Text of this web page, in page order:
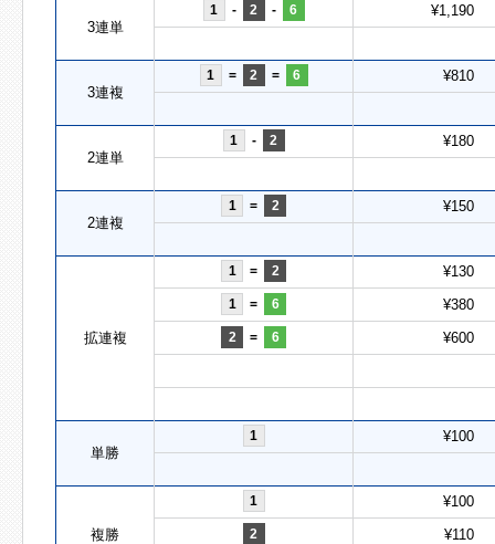
3連単
1 - 2 - 6 ¥1,190
3連複
1 = 2 = 6 ¥810
2連単
1 - 2 ¥180
2連複
1 = 2 ¥150
拡連複
1 = 2 ¥130
1 = 6 ¥380
2 = 6 ¥600
単勝
1 ¥100
複勝
1 ¥100
2 ¥110